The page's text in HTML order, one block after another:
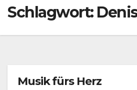
Schlagwort:
Musik fürs Herz